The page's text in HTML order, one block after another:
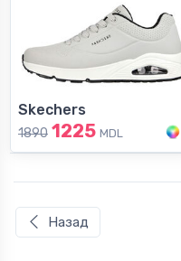
Skechers
1890 1225 MDL
Назад